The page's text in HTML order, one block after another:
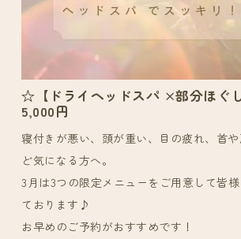
☆【ドライヘッドスパ ×部分ほぐ
5,000円
寝付きが悪い、頭が重い、目の疲れ、首
ど気になる方へ。
3月は3つの限定メニューをご用意して皆
ております♪
お早めのご予約がおすすめです！